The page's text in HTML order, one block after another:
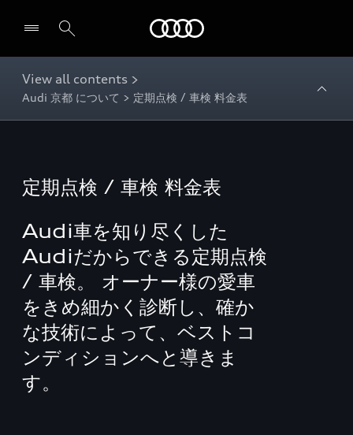
View all contents >
Audi 京都 について > 定期点検 / 車検 料金表
定期点検 / 車検 料金表
Audi車を知り尽くした
Audiだからできる定期点検
/ 車検。 オーナー様の愛車
をきめ細かく診断し、確か
な技術によって、ベストコ
ンディションへと導きま
す。